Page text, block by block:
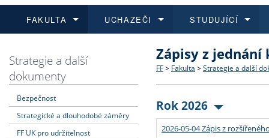
FAKULTA
Dozvědět se více
Struktura a historie
Strategie a další
Podpora a benefity pro
UCHAZEČI
Podat přihlášku
Co studovat a jak se
Učitelské studijní
Informace k průběhu
STUDUJÍCÍ
Dozvědět se více
Bakalářské a magisterské
Doktorské studium
Rigorózní řízení
Dozvědět se více
O vědě a výzkumu na FF
Akademické kvalifikace
Granty a projekty
Dozvědět se více
Aktuální nabídky a
Vyjíždějící studenti
Přijíždějící studenti
Strategie a další
dokumenty
Bezpečnost
Strategické a dlouhodobé záměry
FF UK pro udržitelnost
Zápisy z jednání
FF > Fakulta > Strategie a další
Rok 2026
2026-05-04 Zápis z